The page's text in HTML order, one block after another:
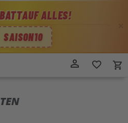
AUF ALLES!
SAISON10
Direkt
person_outline favorite_border local_grocery_store